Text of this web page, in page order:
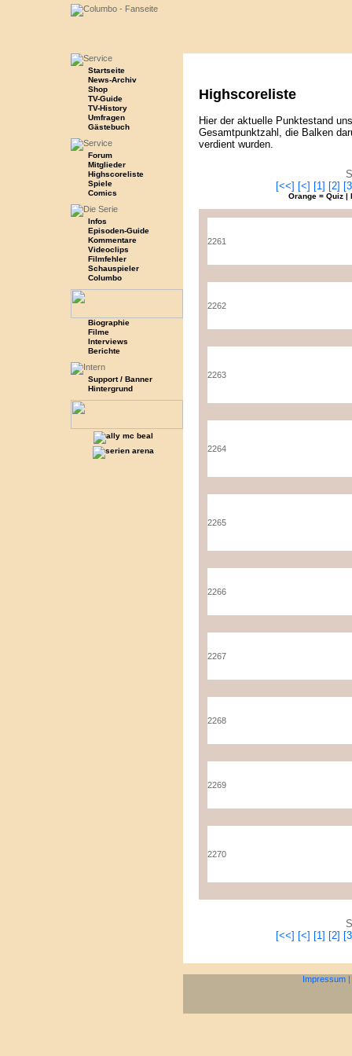
Startseite
News-Archiv
Shop
TV-Guide
TV-History
Umfragen
Gästebuch
Forum
Mitglieder
Highscoreliste
Spiele
Comics
Infos
Episoden-Guide
Kommentare
Videoclips
Filmfehler
Schauspieler
Columbo
Biographie
Filme
Interviews
Berichte
Support / Banner
Hintergrund
Highscoreliste
Hier der aktuelle Punktestand
Gesamtpunktzahl, die Balken
verdient wurden.
[<<] [<] [1] [2]
Orange = Quiz |
2261
2262
2263
2264
2265
2266
2267
2268
2269
2270
[<<] [<] [1] [2]
Impressum |